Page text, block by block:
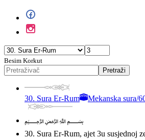
Besim Korkut
Pretraži
30. Sura Er-Rum Mekanska sura/
﷽
30. Sura Er-Rum, ajet 3u susjednoj